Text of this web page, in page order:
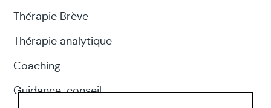
Thérapie Brève
Thérapie analytique
Coaching
Guidance-conseil